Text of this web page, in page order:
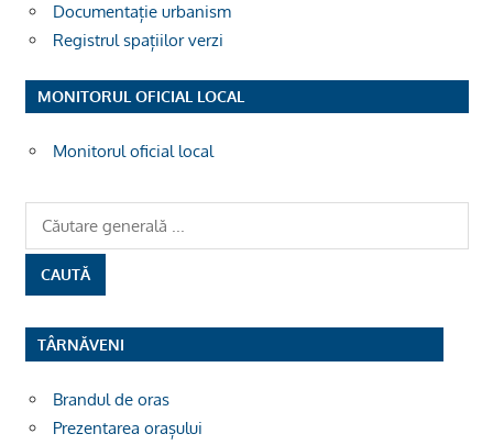
Documentație urbanism
Registrul spațiilor verzi
MONITORUL OFICIAL LOCAL
Monitorul oficial local
TÂRNĂVENI
Brandul de oras
Prezentarea orașului